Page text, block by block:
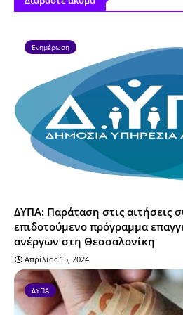
Ενημέρωση
ΔΥΠΑ: Παράταση στις αιτήσεις
επιδοτούμενο πρόγραμμα
ανέργων στη Θεσσαλονίκη
Απρίλιος 15, 2024
ΔΥΠΑ